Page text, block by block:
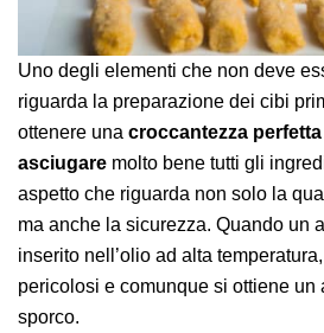
Uno degli elementi che non deve
riguarda la preparazione dei cibi
ottenere una croccantezza perfetta
asciugare molto bene tutti gli
aspetto che riguarda non solo la
ma anche la sicurezza. Quando un
inserito nell’olio ad alta
pericolosi e comunque si ottiene un
sporco.